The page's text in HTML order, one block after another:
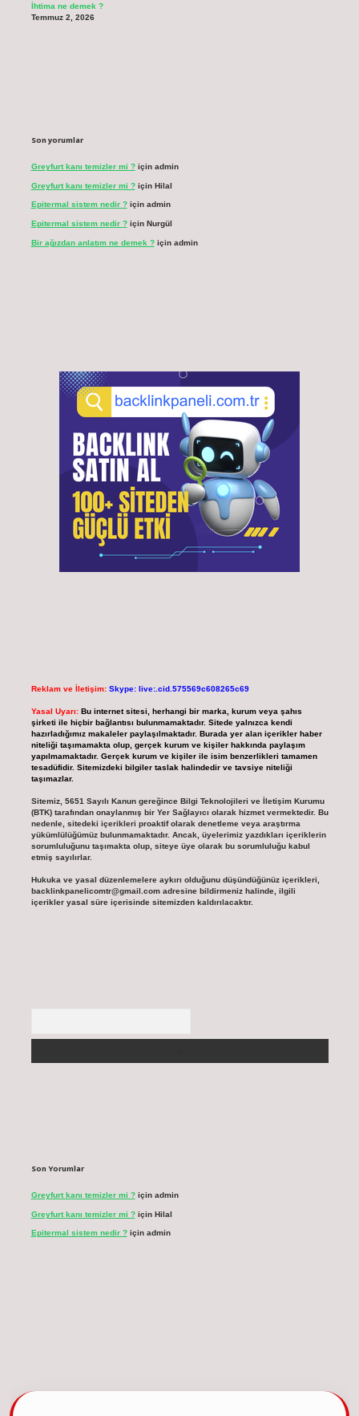
İhtima ne demek ?
Temmuz 2, 2026
Son yorumlar
Greyfurt kanı temizler mi ?için admin
Greyfurt kanı temizler mi ?için Hilal
Epitermal sistem nedir ?için admin
Epitermal sistem nedir ?için Nurgül
Bir ağızdan anlatım ne demek ?için admin
Reklam ve İletişim: Skype: live:.cid.575569c608265c69
Yasal Uyarı: Bu internet sitesi, herhangi bir marka, kurum veya şahıs
şirketi ile hiçbir bağlantısı bulunmamaktadır. Sitede yalnızca kendi
hazırladığımız makaleler paylaşılmaktadır. Burada yer alan içerikler haber
niteliği taşımamakta olup, gerçek kurum ve kişiler hakkında paylaşım
yapılmamaktadır. Gerçek kurum ve kişiler ile isim benzerlikleri tamamen
tesadüfidir. Sitemizdeki bilgiler taslak halindedir ve tavsiye niteliği
taşımazlar.
Sitemiz, 5651 Sayılı Kanun gereğince Bilgi Teknolojileri ve İletişim Kurumu
(BTK) tarafından onaylanmış bir Yer Sağlayıcı olarak hizmet vermektedir. Bu
nedenle, sitedeki içerikleri proaktif olarak denetleme veya araştırma
yükümlülüğümüz bulunmamaktadır. Ancak, üyelerimiz yazdıkları içeriklerin
sorumluluğunu taşımakta olup, siteye üye olarak bu sorumluluğu kabul
etmiş sayılırlar.
Hukuka ve yasal düzenlemelere aykırı olduğunu düşündüğünüz içerikleri,
backlinkpanelicomtr@gmail.comadresine bildirmeniz halinde, ilgili
içerikler yasal süre içerisinde sitemizden kaldırılacaktır.
Son Yorumlar
Greyfurt kanı temizler mi ?için admin
Greyfurt kanı temizler mi ?için Hilal
Epitermal sistem nedir ?için admin